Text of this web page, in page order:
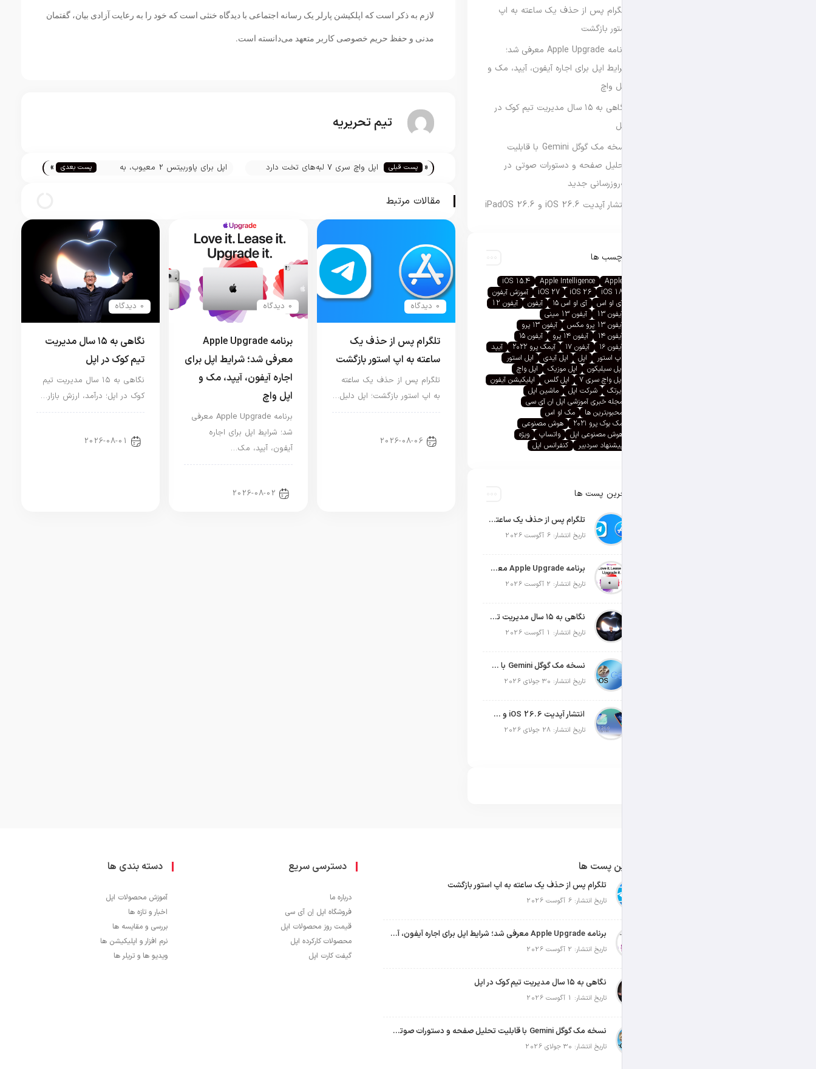
لازم به ذکر است که اپلکیشن پارلر یک رسانه اجتماعی با دیدگاه خنثی است که خود را به رعایت آزادی بیان، گفتمان
مدنی و حفظ حریم خصوصی کاربر متعهد می‌دانسته است.
تیم تحریریه
« پست قبلی اپل واچ سری ۷ لبه‌های تخت دارد
اپل برای پاوربیتس 2 معیوب، به
پست بعدی »
مقالات مرتبط
0 دیدگاه
تلگرام پس از حذف یک
ساعته به اپ استور بازگشت
تلگرام پس از حذف یک ساعته
به اپ استور بازگشت؛ اپل دلیل…
2026-08-06
0 دیدگاه
برنامه Apple Upgrade
معرفی شد؛ شرایط اپل برای
اجاره آیفون، آیپد، مک و
اپل واچ
برنامه Apple Upgrade معرفی
شد؛ شرایط اپل برای اجاره
آیفون، آیپد، مک…
2026-08-02
0 دیدگاه
نگاهی به ۱۵ سال مدیریت
تیم کوک در اپل
نگاهی به ۱۵ سال مدیریت تیم
کوک در اپل؛ درآمد، ارزش بازار…
2026-08-01
تلگرام پس از حذف یک ساعته به اپ
استور بازگشت
برنامه Apple Upgrade معرفی شد؛
شرایط اپل برای اجاره آیفون، آیپد، مک و
اپل واچ
نگاهی به ۱۵ سال مدیریت تیم کوک در
اپل
نسخه مک گوگل Gemini با قابلیت
تحلیل صفحه و دستورات صوتی در
به‌روزرسانی جدید
انتشار آپدیت iOS 26.6 و iPadOS 26.6
برچسب ها
Apple
Apple Intelligence
iOS 15.4
iOS 18
iOS 26
iOS 27
آموزش آیفون
آی او اس
آی او اس ۱۵ آیفون
آیفون 12
آیفون 13
آیفون 13 مینی
آیفون 13 پرو مکس
آیفون ۱۳ پرو
آیفون ۱۴
آیفون ۱۴ پرو
آیفون ۱۵
آیفون ۱۶
آیفون ۱۷ آیمک پرو ۲۰۲۲
آیپد
اپ استور
اپل اپل آیدی
اپل استور
اپل سیلیکون
اپل موزیک
اپل واچ
اپل واچ سری ۷
اپل گلس
اپلیکیشن آیفون
ایرتگ
شرکت اپل
ماشین اپل
مجله خبری آموزشی اپل ان آی سی
محبوبترین ها
مک او اس
مک بوک پرو ۲۰۲۱
هوش مصنوعی
هوش مصنوعی اپل
واتساپ
ویژه
پیشنهاد سردبیر
کنفرانس اپل
آخرین پست ها
تلگرام پس از حذف یک ساعته به اپ استور بازگشت
تاریخ انتشار: 6 آگوست 2026
برنامه Apple Upgrade معرفی شد؛ شرایط اپل برای اجاره آیفون، آیپد، مک و اپل واچ
تاریخ انتشار: 2 آگوست 2026
نگاهی به ۱۵ سال مدیریت تیم کوک در اپل
تاریخ انتشار: 1 آگوست 2026
نسخه مک گوگل Gemini با قابلیت تحلیل صفحه و دستورات صوتی در به‌روزرسانی جدید
تاریخ انتشار: 30 جولای 2026
انتشار آپدیت iOS 26.6 و iPadOS 26.6
تاریخ انتشار: 28 جولای 2026
آخرین پست ها
تلگرام پس از حذف یک ساعته به اپ استور بازگشت
تاریخ انتشار: 6 آگوست 2026
برنامه Apple Upgrade معرفی شد؛ شرایط اپل برای اجاره آیفون، آیپد، مک و اپل واچ
تاریخ انتشار: 2 آگوست 2026
نگاهی به ۱۵ سال مدیریت تیم کوک در اپل
تاریخ انتشار: 1 آگوست 2026
نسخه مک گوگل Gemini با قابلیت تحلیل صفحه و دستورات صوتی در به‌روزرسانی جدید
تاریخ انتشار: 30 جولای 2026
دسترسی سریع
درباره ما
فروشگاه اپل اِن آی سی
قیمت روز محصولات اپل
محصولات کارکرده اپل
گیفت کارت اپل
دسته بندی ها
آموزش محصولات اپل
اخبار و تازه ها
بررسی و مقایسه ها
نرم افزار و اپلیکیشن ها
ویدیو ها و تریلر ها